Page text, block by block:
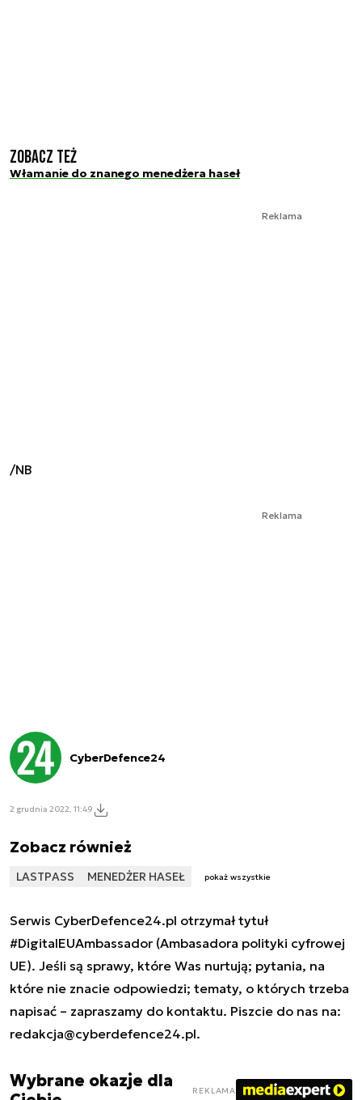
Zobacz też
Włamanie do znanego menedżera haseł
Reklama
/NB
Reklama
CyberDefence24
2 grudnia 2022, 11:49
Zobacz również
LASTPASS MENEDŻER HASEŁ pokaż wszystkie
Serwis CyberDefence24.pl otrzymał tytuł
#DigitalEUAmbassador (Ambasadora polityki cyfrowej
UE). Jeśli są sprawy, które Was nurtują; pytania, na
które nie znacie odpowiedzi; tematy, o których trzeba
napisać – zapraszamy do kontaktu. Piszcie do nas na:
redakcja@cyberdefence24.pl.
Wybrane okazje dla
REKLAMA